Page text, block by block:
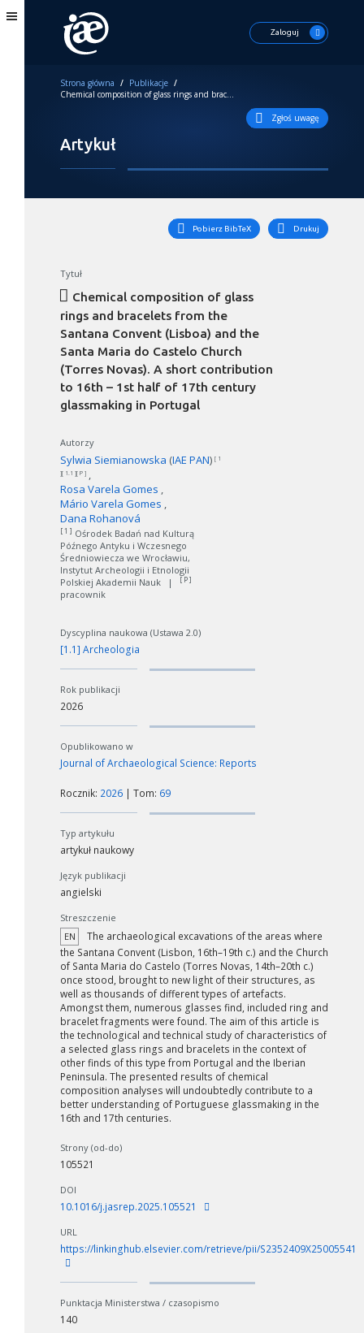
Zaloguj
Strona główna / Publikacje /
Chemical composition of glass rings and bracelets from the Santana Convent (Lisboa) and the Santa Maria do Castelo Church (Torres Novas). A short contribution to 16th – 1st half of 17th century glassmaking in Portugal
Zgłoś uwagę
Artykuł
Pobierz BibTeX Drukuj
Tytuł
Chemical composition of glass
rings and bracelets from the
Santana Convent (Lisboa) and the
Santa Maria do Castelo Church
(Torres Novas). A short contribution
to 16th – 1st half of 17th century
glassmaking in Portugal
Autorzy
Sylwia Siemianowska (IAE PAN) [ 1
][ 1.1 ][ P ]
Rosa Varela Gomes
Mário Varela Gomes
Dana Rohanová
[ 1 ] Ośrodek Badań nad Kulturą
Późnego Antyku i Wczesnego
Średniowiecza we Wrocławiu,
Instytut Archeologii i Etnologii
Polskiej Akademii Nauk
| [ P ]
pracownik
Dyscyplina naukowa (Ustawa 2.0)
[1.1] Archeologia
Rok publikacji
2026
Opublikowano w
Journal of Archaeological Science: Reports
Rocznik: 2026 | Tom: 69
Typ artykułu
artykuł naukowy
Język publikacji
angielski
Streszczenie
EN
The archaeological excavations of the areas where
the Santana Convent (Lisbon, 16th–19th c.) and the Church
of Santa Maria do Castelo (Torres Novas, 14th–20th c.)
once stood, brought to new light of their structures, as
well as thousands of different types of artefacts.
Amongst them, numerous glasses find, included ring and
bracelet fragments were found. The aim of this article is
the technological and technical study of characteristics of
a selected glass rings and bracelets in the context of
other finds of this type from Portugal and the Iberian
Peninsula. The presented results of chemical
composition analyses will undoubtedly contribute to a
better understanding of Portuguese glassmaking in the
16th and 17th centuries.
Strony (od-do)
105521
DOI
10.1016/j.jasrep.2025.105521
URL
https://linkinghub.elsevier.com/retrieve/pii/S2352409X25005541
Punktacja Ministerstwa / czasopismo
140